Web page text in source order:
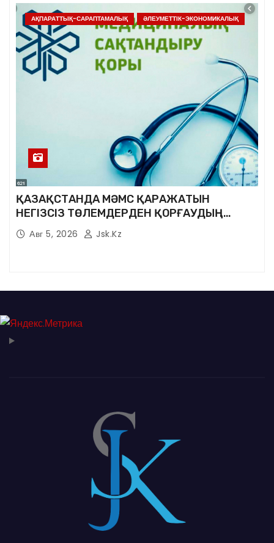
АҚПАРАТТЫҚ-САРАПТАМАЛЫҚ ӘЛЕУМЕТТІК-ЭКОНОМИКАЛЫҚ
ҚАЗАҚСТАНДА МӘМС ҚАРАЖАТЫН
НЕГІЗСІЗ ТӨЛЕМДЕРДЕН ҚОРҒАУДЫҢ
ЖАҢА ЖҮЙЕСІ ҚҰРЫЛУДА
Авг 5, 2026 Jsk.kz